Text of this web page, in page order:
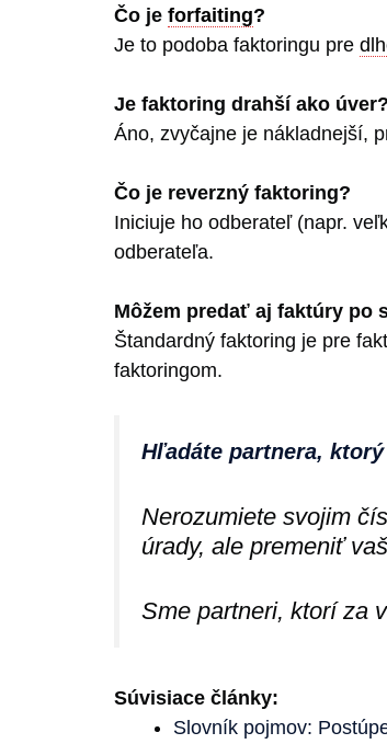
Čo je forfaiting?
Je to podoba faktoringu pre
Je faktoring drahší ako úver?
Áno, zvyčajne je nákladnejší,
Čo je reverzný faktoring?
Iniciuje ho odberateľ (napr.
odberateľa.
Môžem predať aj faktúry po
Štandardný faktoring je pre
faktoringom.
Hľadáte partnera,
Nerozumiete svojim
úrady, ale premeniť
Sme partneri, ktorí za
Súvisiace články:
Slovník pojmov: